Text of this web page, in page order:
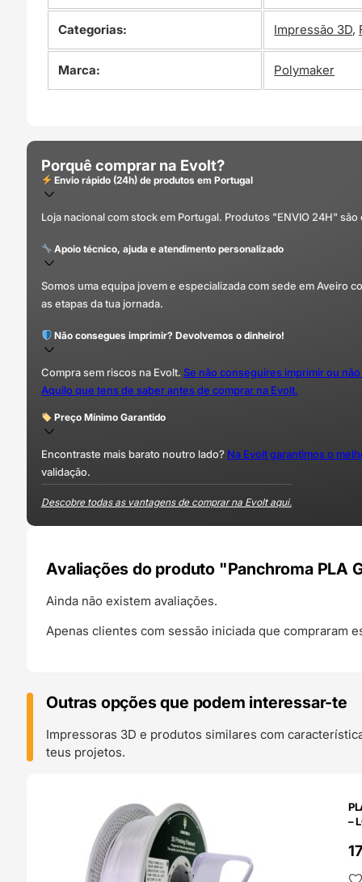
Categorias: Impressão 3D,
Marca: Polymaker
Porquê comprar na Evolt?
Envio rápido (24h) de produtos em Portugal
Loja nacional com stock em Portugal. Produtos "ENVIO 24H"
Apoio técnico, ajuda e atendimento personalizado
Somos uma equipa jovem e especializada com sede em Aveiro
as etapas da tua jornada.
Não consegues imprimir? Devolvemos o dinheiro!
Compra sem riscos na Evolt. Se não conseguires imprimir ou
Aquilo que tens de saber antes de comprar na Evolt.
Preço Mínimo Garantido
Encontraste mais barato noutro lado? Na Evolt garantimos o
validação.
Descobre todas as vantagens de comprar na Evolt aqui.
Avaliações do produto "Panchroma PLA
Ainda não existem avaliações.
Apenas clientes com sessão iniciada que compraram
Outras opções que podem interessar-te
Impressoras 3D e produtos similares com
teus projetos.
–